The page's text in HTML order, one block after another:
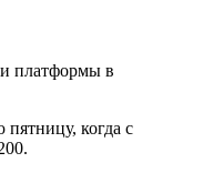
платформы в
когда с